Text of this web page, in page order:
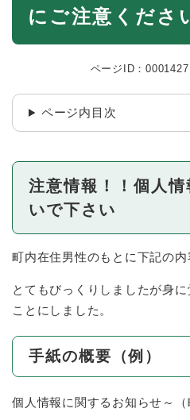
にご注意くださ
ページID：0001427
ページ内目次
注意情報！！個人
いで下さい
町内在住男性のもとに下記の内
とてもびっくりしましたが身
ことにしました。
手紙の概要（例）
個人情報に関するお知らせ～（